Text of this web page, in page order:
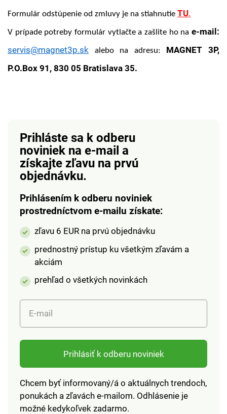
Formulár odstúpenie od zmluvy je na stiahnutie TU.
V prípade potreby formulár vytlačte a zašlite ho na e-mail:
servis@magnet3p.sk alebo na adresu: MAGNET 3P,
P.O.Box 91, 830 05 Bratislava 35.
Prihláste sa k odberu
noviniek na e-mail a
získajte zľavu na prvú
objednávku.
Prihlásením k odberu noviniek
prostredníctvom e-mailu získate:
zľavu 6 EUR na prvú objednávku
prednostný prístup ku všetkým zľavám a
akciám
prehľad o všetkých novinkách
E-mail
Prihlásiť k odberu noviniek
Chcem byť informovaný/á o aktuálnych trendoch,
ponukách a zľavách e-mailom. Odhlásenie je
možné kedykoľvek zadarmo.